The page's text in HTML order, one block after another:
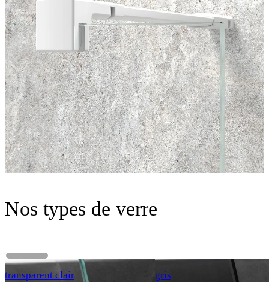
Nos types de verre
transparent clair gris